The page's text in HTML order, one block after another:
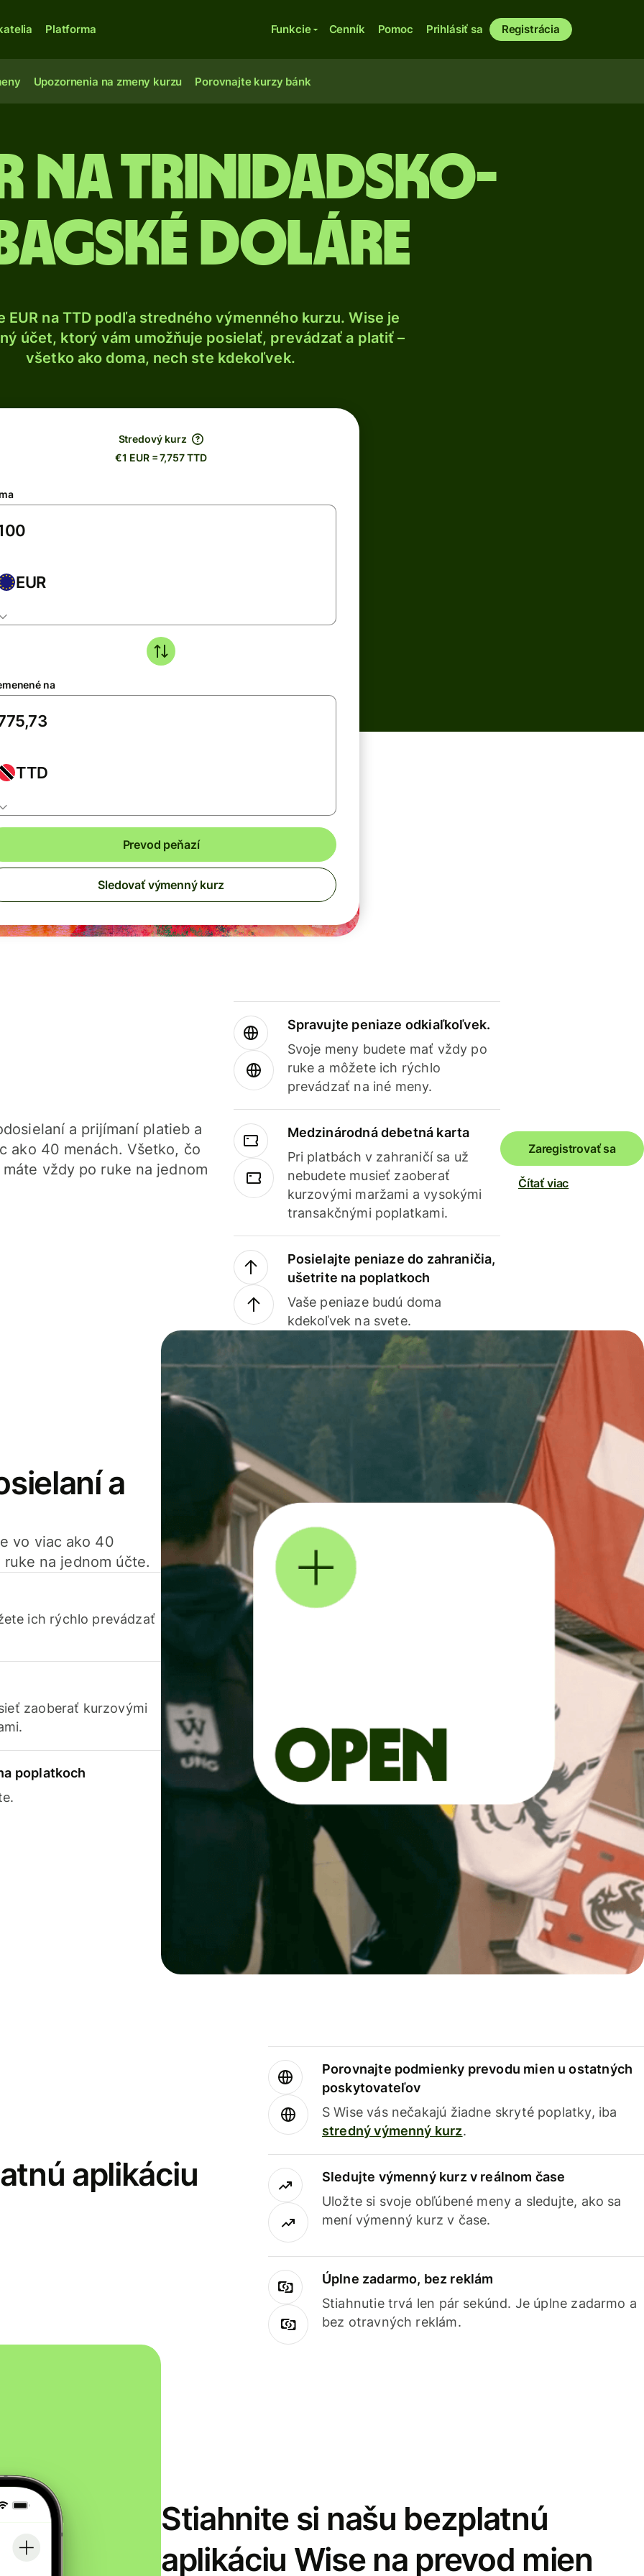
Platforma Funkcie Cenník Pomoc Prihlásiť sa Registrácia
Upozornenia na zmeny kurzu Porovnajte kurzy bánk
na trinidadsko-
doláre
EUR na TTD podľa stredného výmenného kurzu. Wise je
účet, ktorý vám umožňuje posielať, prevádzať a platiť –
všetko ako doma, nech ste kdekoľvek.
Stredový kurz
€1 EUR = 7,757 TTD
EUR
na
TTD
Prevod peňazí
Sledovať výmenný kurz
a prijímaní platieb a
ako 40 menách. Všetko, čo
vždy po ruke na jednom
Spravujte peniaze odkiaľkoľvek.
Svoje meny budete mať vždy po
ruke a môžete ich rýchlo
prevádzať na iné meny.
Medzinárodná debetná karta
Pri platbách v zahraničí sa už
nebudete musieť zaoberať
kurzovými maržami a vysokými
transakčnými poplatkami.
Posielajte peniaze do zahraničia,
ušetrite na poplatkoch
Vaše peniaze budú doma
kdekoľvek na svete.
Zaregistrovať sa
Čítať viac
a
vo viac ako 40
na jednom účte.
ich rýchlo prevádzať
zaoberať kurzovými
poplatkoch
aplikáciu
Porovnajte podmienky prevodu mien u ostatných
poskytovateľov
S Wise vás nečakajú žiadne skryté poplatky, iba
stredný výmenný kurz.
Sledujte výmenný kurz v reálnom čase
Uložte si svoje obľúbené meny a sledujte, ako sa
mení výmenný kurz v čase.
Úplne zadarmo, bez reklám
Stiahnutie trvá len pár sekúnd. Je úplne zadarmo a
bez otravných reklám.
Stiahnite si našu bezplatnú
aplikáciu Wise na prevod mien